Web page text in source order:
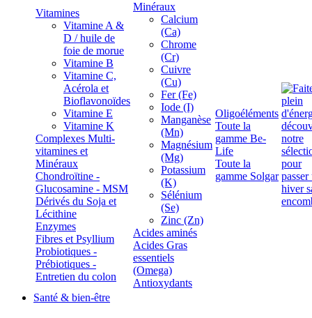
Vitamines
Vitamine A &
D / huile de
foie de morue
Vitamine B
Vitamine C,
Acérola et
Bioflavonoïdes
Vitamine E
Vitamine K
Complexes Multi-
vitamines et
Minéraux
Chondroïtine -
Glucosamine - MSM
Dérivés du Soja et
Lécithine
Enzymes
Fibres et Psyllium
Probiotiques -
Prébiotiques -
Entretien du colon
Minéraux
Calcium
(Ca)
Chrome
(Cr)
Cuivre
(Cu)
Fer (Fe)
Iode (I)
Manganèse
(Mn)
Magnésium
(Mg)
Potassium
(K)
Sélénium
(Se)
Zinc (Zn)
Acides aminés
Acides Gras
essentiels
(Omega)
Antioxydants
Oligoéléments
Toute la
gamme Be-
Life
Toute la
gamme Solgar
Santé & bien-être